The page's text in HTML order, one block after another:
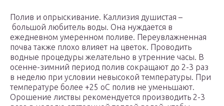
Полив и опрыскивание. Каллизия душистая –
большой любитель воды. Она нуждается в
ежедневном умеренном поливе. Переувлажненная
почва также плохо влияет на цветок. Проводить
водные процедуры желательно в утренние часы. В
осенне-зимний период полив сокращают до 2-3 раз
в неделю при условии невысокой температуры. При
температуре более +25 оС полив не уменьшают.
Орошение листвы рекомендуется производить 2-3